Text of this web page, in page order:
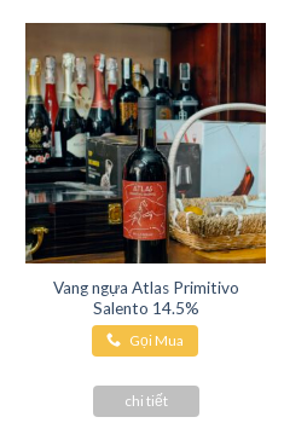
Vang ngựa Atlas Primitivo
Salento 14.5%
Gọi Mua
chi tiết